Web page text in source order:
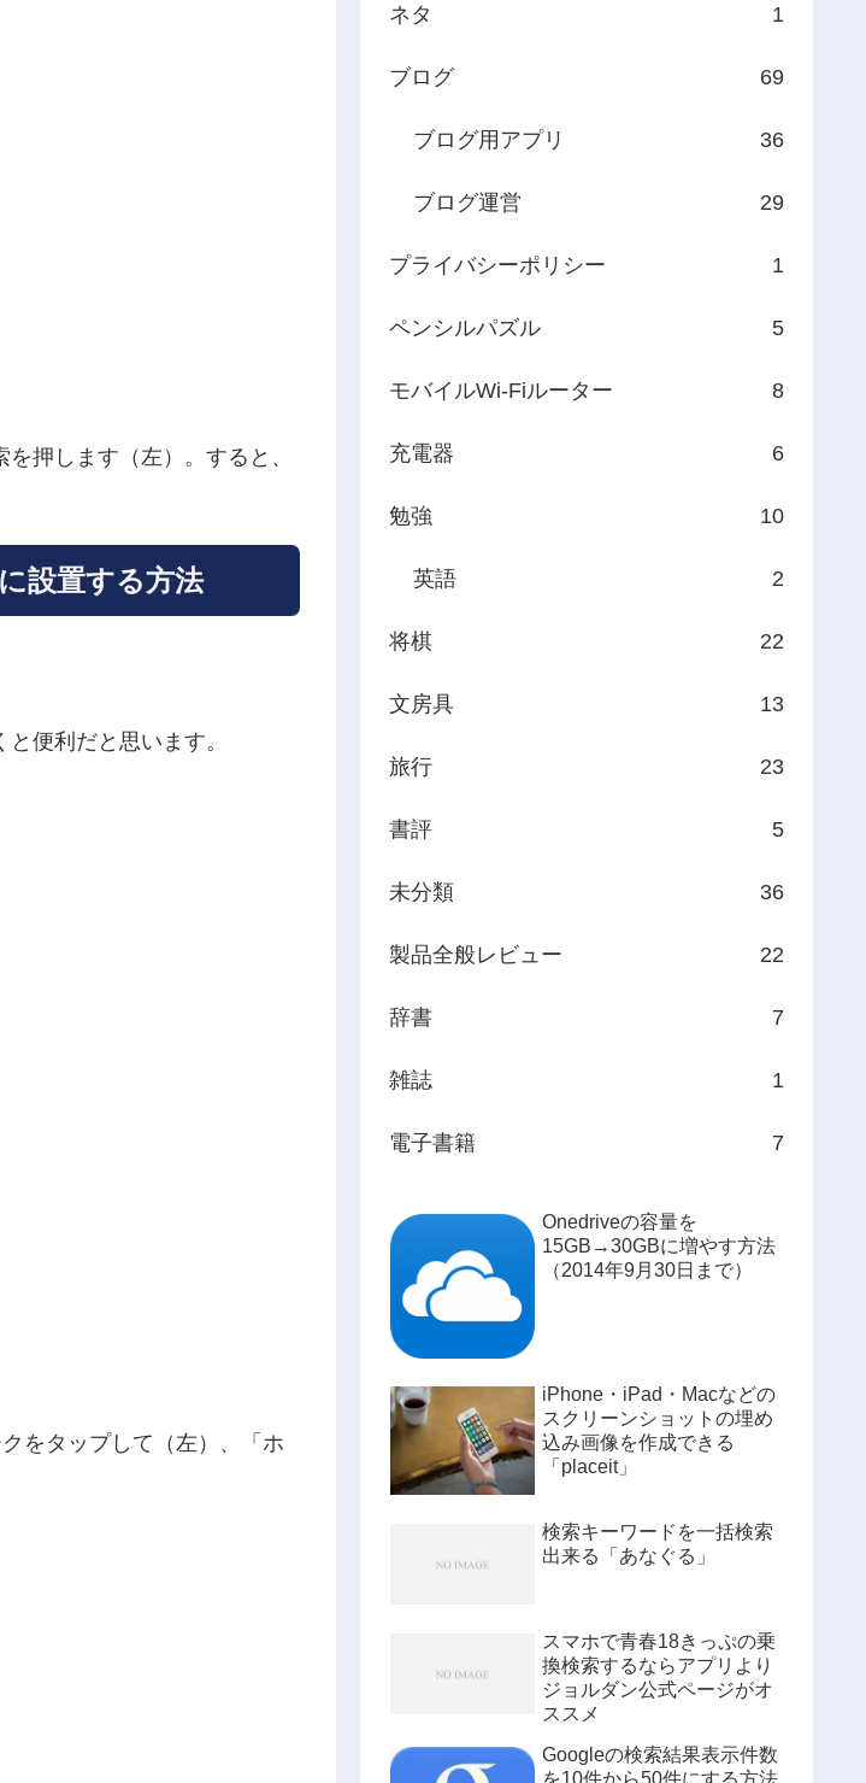
押します（左）。すると、
設置する方法
便利だと思います。
をタップして（左）、「ホ
ネタ 1
ブログ 69
ブログ用アプリ 36
ブログ運営 29
プライバシーポリシー 1
ペンシルパズル 5
モバイルWi-Fiルーター 8
充電器 6
勉強 10
英語 2
将棋 22
文房具 13
旅行 23
書評 5
未分類 36
製品全般レビュー 22
辞書 7
雑誌 1
電子書籍 7
Onedriveの容量を
15GB→30GBに増やす方法
（2014年9月30日まで）
iPhone・iPad・Macなどの
スクリーンショットの埋め
込み画像を作成できる
「placeit」
検索キーワードを一括検索
出来る「あなぐる」
スマホで青春18きっぷの乗
換検索するならアプリより
ジョルダン公式ページがオ
ススメ
Googleの検索結果表示件数
を10件から50件にする方法